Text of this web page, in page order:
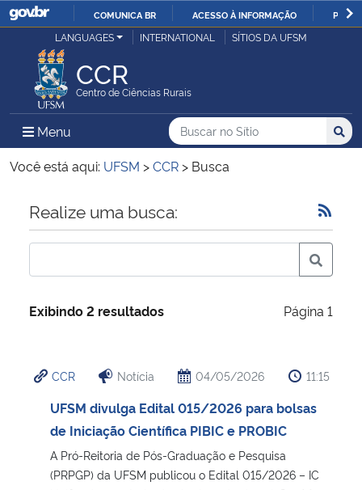
IR
COMUNICA BR ACESSO À INFORMAÇÃO
Ministério da Justiça e Segurança Pública
Ministério da Defesa
Ministério das Relações Exteriores
Ministério da Economia
Ministério da Infraestrutura
Ministério da Cidadania
Ministério de Minas e Energia
LANGUAGES INTERNATIONAL SÍTIOS DA UFSM
CCR
Centro de Ciências Rurais
Menu Menu Principal do Sítio
Busca
Buscar no no Sítio
Busca:
Você está aqui: UFSM >CCR > Busca
Início do conteúdo
Realize uma busca:
Exibindo 2 resultados Página 1
CCR Notícia 04/05/2026 11:15
UFSM divulga Edital 015/2026 para bolsas
de Iniciação Científica PIBIC e PROBIC
A Pró-Reitoria de Pós-Graduação e Pesquisa
(PRPGP) da UFSM publicou o Edital 015/2026 – IC